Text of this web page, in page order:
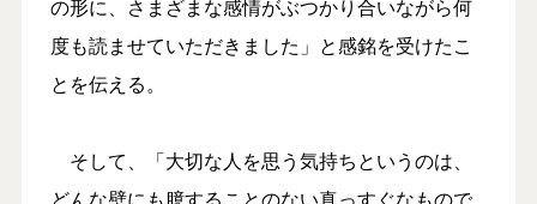
の形に、さまざまな感情がぶつかり合いながら何
度も読ませていただきました」と感銘を受けたこ
とを伝える。
そして、「大切な人を思う気持ちというのは、
どんな壁にも臆することのない真っすぐなもので